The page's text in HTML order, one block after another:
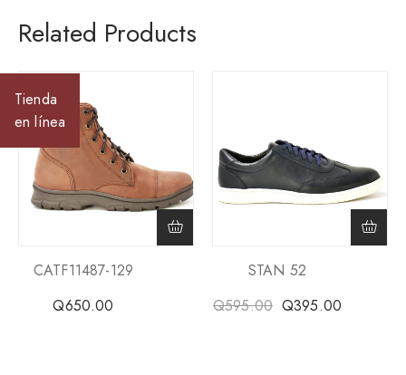
Tienda
en línea
Related Products
CATF11487-129
Q650.00
STAN 52
Q595.00 Q395.00